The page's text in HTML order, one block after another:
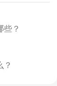
些？
？